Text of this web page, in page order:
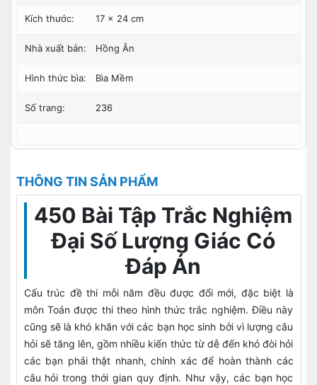
Kích thước: 17 x 24 cm
Nhà xuất bản: Hồng Ân
Hình thức bìa: Bìa Mềm
Số trang: 236
THÔNG TIN SẢN PHẨM
450 Bài Tập Trắc Nghiệm
Đại Số Lượng Giác Có
Đáp Án
Cấu trúc đề thi mỗi năm đều được đổi mới, đặc biệt là
môn Toán được thi theo hình thức trắc nghiệm. Điều này
cũng sẽ là khó khăn với các bạn học sinh bởi vì lượng câu
hỏi sẽ tăng lên, gồm nhiều kiến thức từ dễ đến khó đòi hỏi
các bạn phải thật nhanh, chính xác để hoàn thành các
câu hỏi trong thới gian quy định. Như vậy, các bạn học